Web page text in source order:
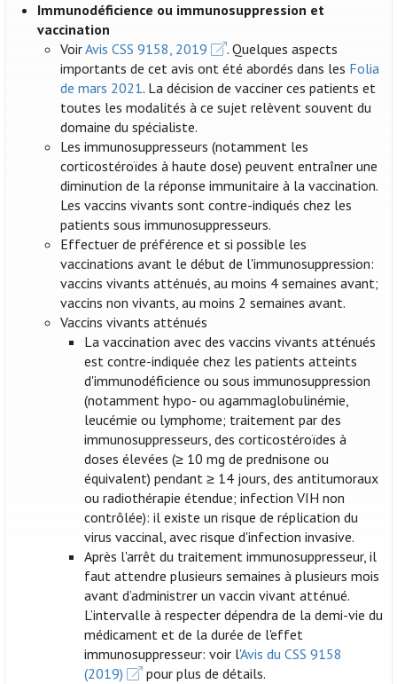
Immunodéficience ou immunosuppression et
vaccination
VoirAvis CSS 9158, 2019
. Quelques aspects
importants de cet avis ont été abordés dans les Folia
de mars 2021. La décision de vacciner ces patients et
toutes les modalités à ce sujet relèvent souvent du
domaine du spécialiste.
Les immunosuppresseurs (notamment les
corticostéroïdes à haute dose) peuvent entraîner une
diminution de la réponse immunitaire à la vaccination.
Les vaccins vivants sont contre-indiqués chez les
patients sous immunosuppresseurs.
Effectuer de préférence et si possible les
vaccinations avant le début de l'immunosuppression:
vaccins vivants atténués, au moins 4 semaines avant;
vaccins non vivants, au moins 2 semaines avant.
Vaccins vivants atténués
La vaccination avec des vaccins vivants atténués
est contre-indiquée chez les patients atteints
d'immunodéficience ou sous immunosuppression
(notamment hypo- ou agammaglobulinémie,
leucémie ou lymphome; traitement par des
immunosuppresseurs, des corticostéroïdes à
doses élevées (≥ 10 mg de prednisone ou
équivalent) pendant ≥ 14 jours, des antitumoraux
ou radiothérapie étendue; infection VIH non
contrôlée): il existe un risque de réplication du
virus vaccinal, avec risque d'infection invasive.
Après l'arrêt du traitement immunosuppresseur, il
faut attendre plusieurs semaines à plusieurs mois
avant d’administrer un vaccin vivant atténué.
L’intervalle à respecter dépendra de la demi-vie du
médicament et de la durée de l'effet
immunosuppresseur: voir l’Avis du CSS 9158
(2019)
pour plus de détails.